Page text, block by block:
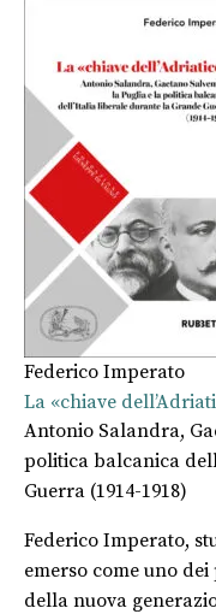
Federico Imperato
La «chiave
Antonio Salandra,
politica balcanica
Guerra (1914-1918)
Federico Imperato,
emerso come uno
della nuova